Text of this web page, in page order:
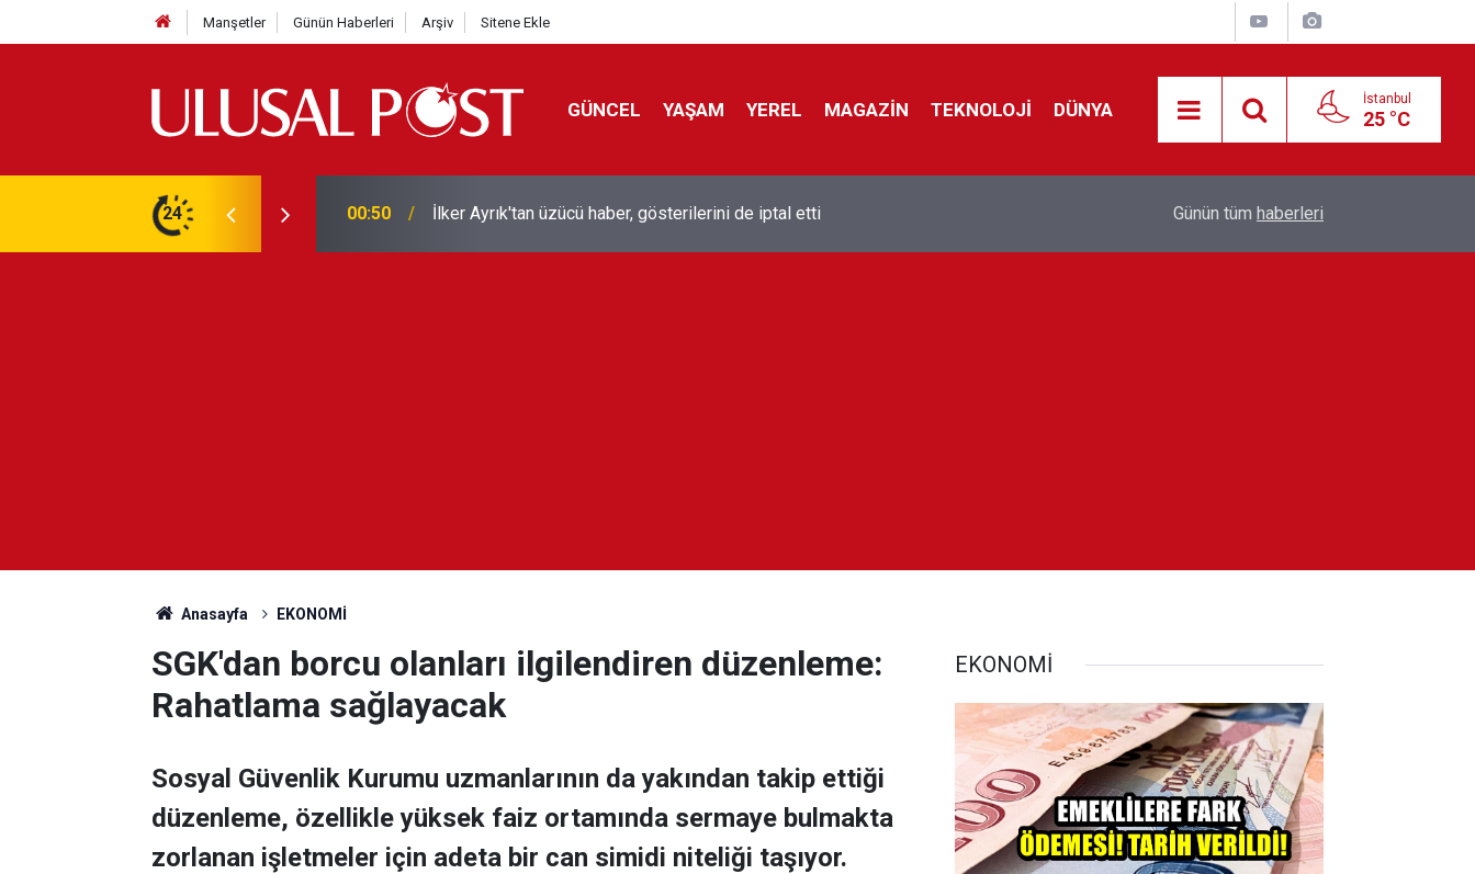
Manşetler Günün Haberleri Arşiv Sitene Ekle
GÜNCEL YAŞAM YEREL MAGAZİN TEKNOLOJİ DÜNYA İstanbul
25 °C
24 00:39
Liverpool efsanesi Mısırlı yıldız Mohamed Salah Trabzonspor ile anlaştı!
Yarın geliyor
Feridun Düzağaç sahnelere ara verdi: ''En az
Günün tüm haberleri
Anasayfa EKONOMİ
SGK'dan borcu olanları ilgilendiren düzenleme:
Rahatlama sağlayacak
Sosyal Güvenlik Kurumu uzmanlarının da yakından takip ettiği
düzenleme, özellikle yüksek faiz ortamında sermaye bulmakta
zorlanan işletmeler için adeta bir can simidi niteliği taşıyor.
EKONOMİ